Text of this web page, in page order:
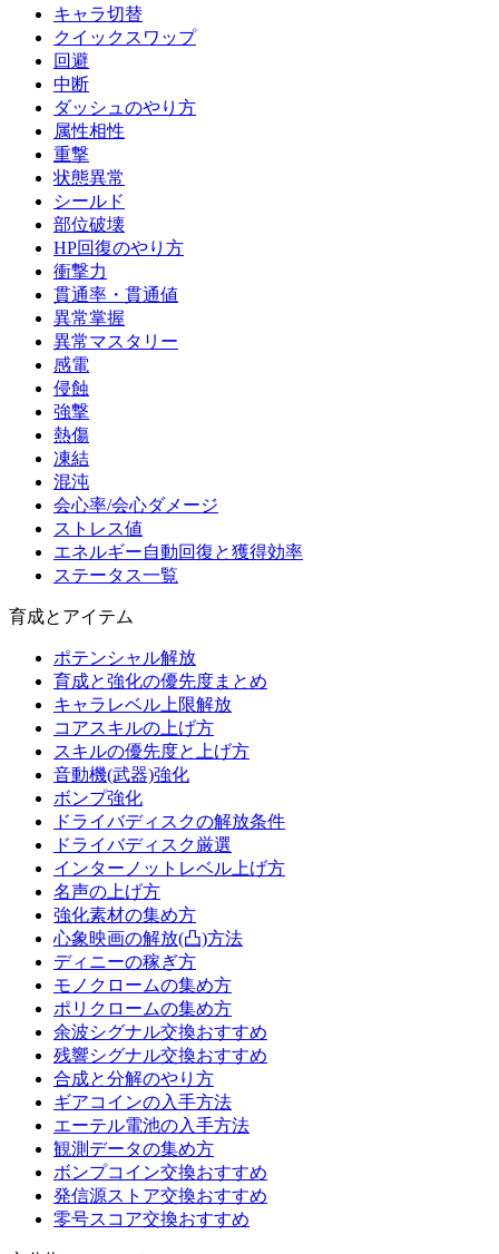
キャラ切替
クイックスワップ
回避
中断
ダッシュのやり方
属性相性
重撃
状態異常
シールド
部位破壊
HP回復のやり方
衝撃力
貫通率・貫通値
異常掌握
異常マスタリー
感電
侵蝕
強撃
熱傷
凍結
混沌
会心率/会心ダメージ
ストレス値
エネルギー自動回復と獲得効率
ステータス一覧
育成とアイテム
ポテンシャル解放
育成と強化の優先度まとめ
キャラレベル上限解放
コアスキルの上げ方
スキルの優先度と上げ方
音動機(武器)強化
ボンプ強化
ドライバディスクの解放条件
ドライバディスク厳選
インターノットレベル上げ方
名声の上げ方
強化素材の集め方
心象映画の解放(凸)方法
ディニーの稼ぎ方
モノクロームの集め方
ポリクロームの集め方
余波シグナル交換おすすめ
残響シグナル交換おすすめ
合成と分解のやり方
ギアコインの入手方法
エーテル電池の入手方法
観測データの集め方
ボンプコイン交換おすすめ
発信源ストア交換おすすめ
零号スコア交換おすすめ